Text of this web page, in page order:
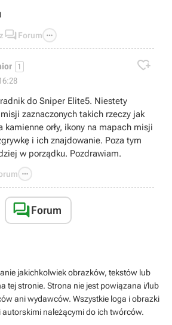
 Forum 
1 
do Sniper Elite5. Niestety
zaznaczonych takich rzeczy jak
orły, ikony na mapach misji
i ich znajdowanie. Poza tym
w porządku. Pozdrawiam.

Forum
jakichkolwiek obrazków, tekstów lub
tej stronie. Strona nie jest powiązana i/lub
ani wydawców. Wszystkie loga i obrazki
należącymi do ich twórców.